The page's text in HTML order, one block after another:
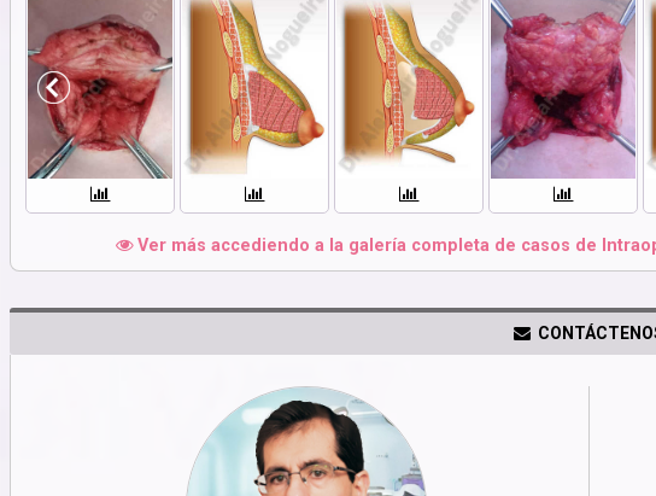
Ver más accediendo a la galería completa de casos de